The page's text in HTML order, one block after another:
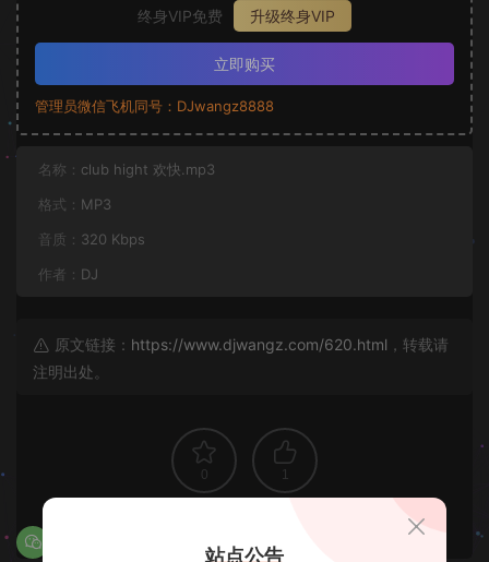
终身VIP免费
升级终身VIP
立即购买
管理员微信飞机同号：DJwangz8888
名称： club hight 欢快.mp3
格式： MP3
音质： 320 Kbps
作者： DJ
原文链接： https://www.djwangz.com/620.html ，转载请
注明出处。
0 1
站点公告